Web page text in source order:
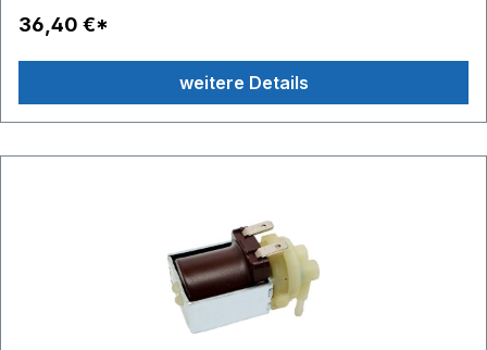
Flachstecker
36,40 €*
weitere Details